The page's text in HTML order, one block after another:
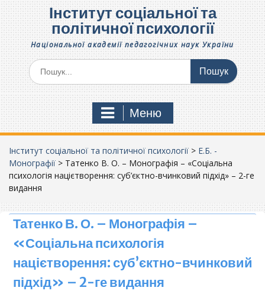
Інститут соціальної та
політичної психології
Національної академії педагогічних наук України
Шукати:
Меню
Інститут соціальної та політичної психології > Е.Б. -
Монографії > Татенко В. О. – Монографія – «Соціальна
психологія націєтворення: суб’єктно-вчинковий підхід» – 2-ге
видання
Татенко В. О. – Монографія –
«Соціальна психологія
націєтворення: суб’єктно-вчинковий
підхід» – 2-ге видання